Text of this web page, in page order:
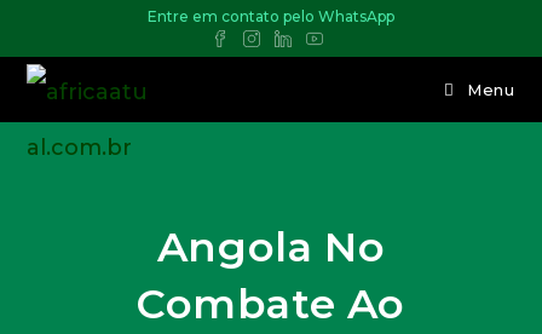
Entre em contato pelo WhatsApp
Menu
Angola No
Combate Ao